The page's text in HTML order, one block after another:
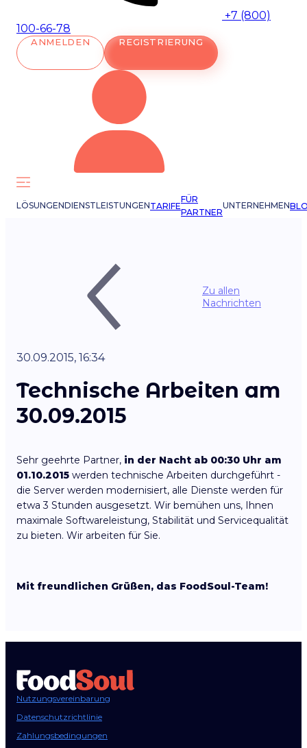
+7 (800)
100-66-78
ANMELDEN REGISTRIERUNG
LÖSUNGENDIENSTLEISTUNGENTARIFE
FÜR
PARTNER
UNTERNEHMEN
Zu allen
Nachrichten
30.09.2015, 16:34
Technische Arbeiten am
30.09.2015
Sehr geehrte Partner, in der Nacht ab 00:30 Uhr am
01.10.2015 werden technische Arbeiten durchgeführt -
die Server werden modernisiert, alle Dienste werden für
etwa 3 Stunden ausgesetzt. Wir bemühen uns, Ihnen
maximale Softwareleistung, Stabilität und Servicequalität
zu bieten. Wir arbeiten für Sie.
Mit freundlichen Grüßen, das FoodSoul-Team!
Nutzungsvereinbarung
Datenschutzrichtlinie
Zahlungsbedingungen